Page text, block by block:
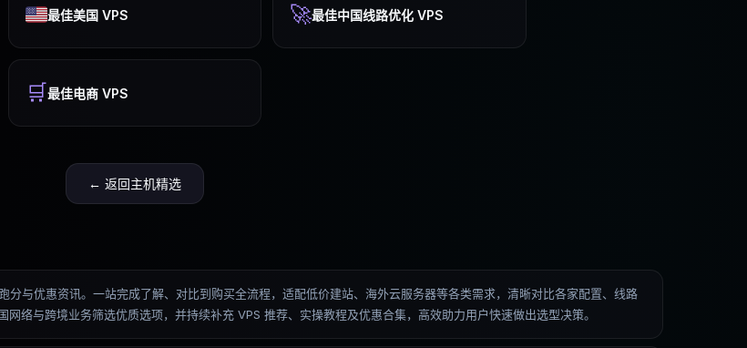
最佳美国 VPS 🚀最佳中国线路优化 VPS
🛒最佳电商 VPS
← 返回主机精选
与优惠资讯。一站完成了解、对比到购买全流程，适配低价建站、海外云服务器等各类需求，清晰对比各家配置、线路
络与跨境业务筛选优质选项，并持续补充 VPS 推荐、实操教程及优惠合集，高效助力用户快速做出选型决策。